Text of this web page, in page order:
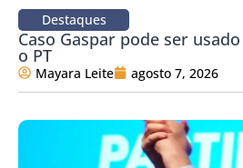
Destaques
Caso Gaspar pode ser
o PT
Mayara Leite agosto 7, 2026